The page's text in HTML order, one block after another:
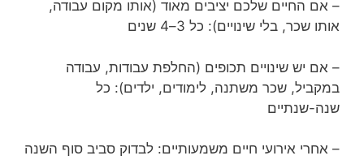
– אם החיים שלכם יציבים מאוד (אותו מקום עבודה,
אותו שכר, בלי שינויים): כל 3–4 שנים
– אם יש שינויים תכופים (החלפת עבודות, עבודה
במקביל, שכר משתנה, לימודים, ילדים): כל
שנה-שנתיים
– אחרי אירועי חיים משמעותיים: לבדוק סביב סוף השנה